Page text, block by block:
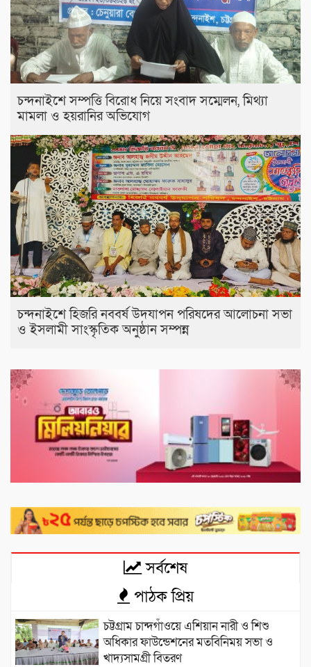
চন্দনাইশে সম্পত্তি বিরোধ নিয়ে সংবাদ সম্মেলন, মিথ্যা
মামলা ও হয়রানির অভিযোগ
চন্দনাইশে হিজরি নববর্ষ উদযাপন পরিষদের আলোচনা সভা
ও ইসলামী সাংস্কৃতিক অনুষ্ঠান সম্পন্ন
সর্বশেষ
পাঠক প্রিয়
চট্টগ্রাম চান্দগাঁওয়ে এশিয়ান নারী ও শিশু
অধিকার ফাউন্ডেশনের মতবিনিময় সভা ও
খাদ্যসামগ্রী বিতরণ